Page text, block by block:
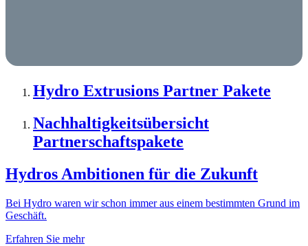
Hydro Extrusions Partner Pakete
Nachhaltigkeitsübersicht
Partnerschaftspakete
Hydros Ambitionen für die Zukunft
Bei Hydro waren wir schon immer aus einem bestimmten Grund im
Geschäft.
Erfahren Sie mehr